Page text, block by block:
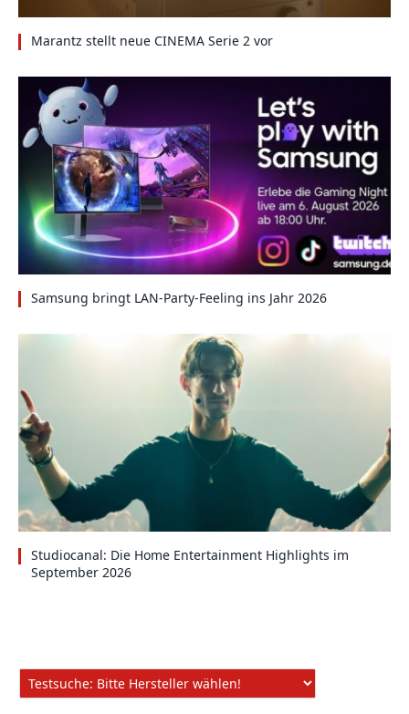
Marantz stellt neue CINEMA Serie 2 vor
Samsung bringt LAN-Party-Feeling ins Jahr 2026
Studiocanal: Die Home Entertainment Highlights im
September 2026